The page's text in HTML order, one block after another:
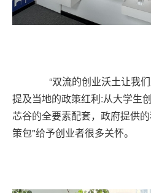
“双流的创业沃土让我
提及当地的政策红利:从大学生
芯谷的全要素配套，政府提供
策包"给予创业者很多关怀。